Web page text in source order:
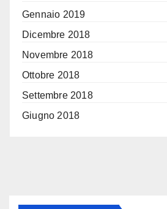
Gennaio 2019
Dicembre 2018
Novembre 2018
Ottobre 2018
Settembre 2018
Giugno 2018